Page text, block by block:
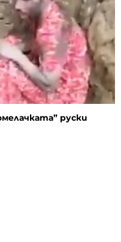
руски